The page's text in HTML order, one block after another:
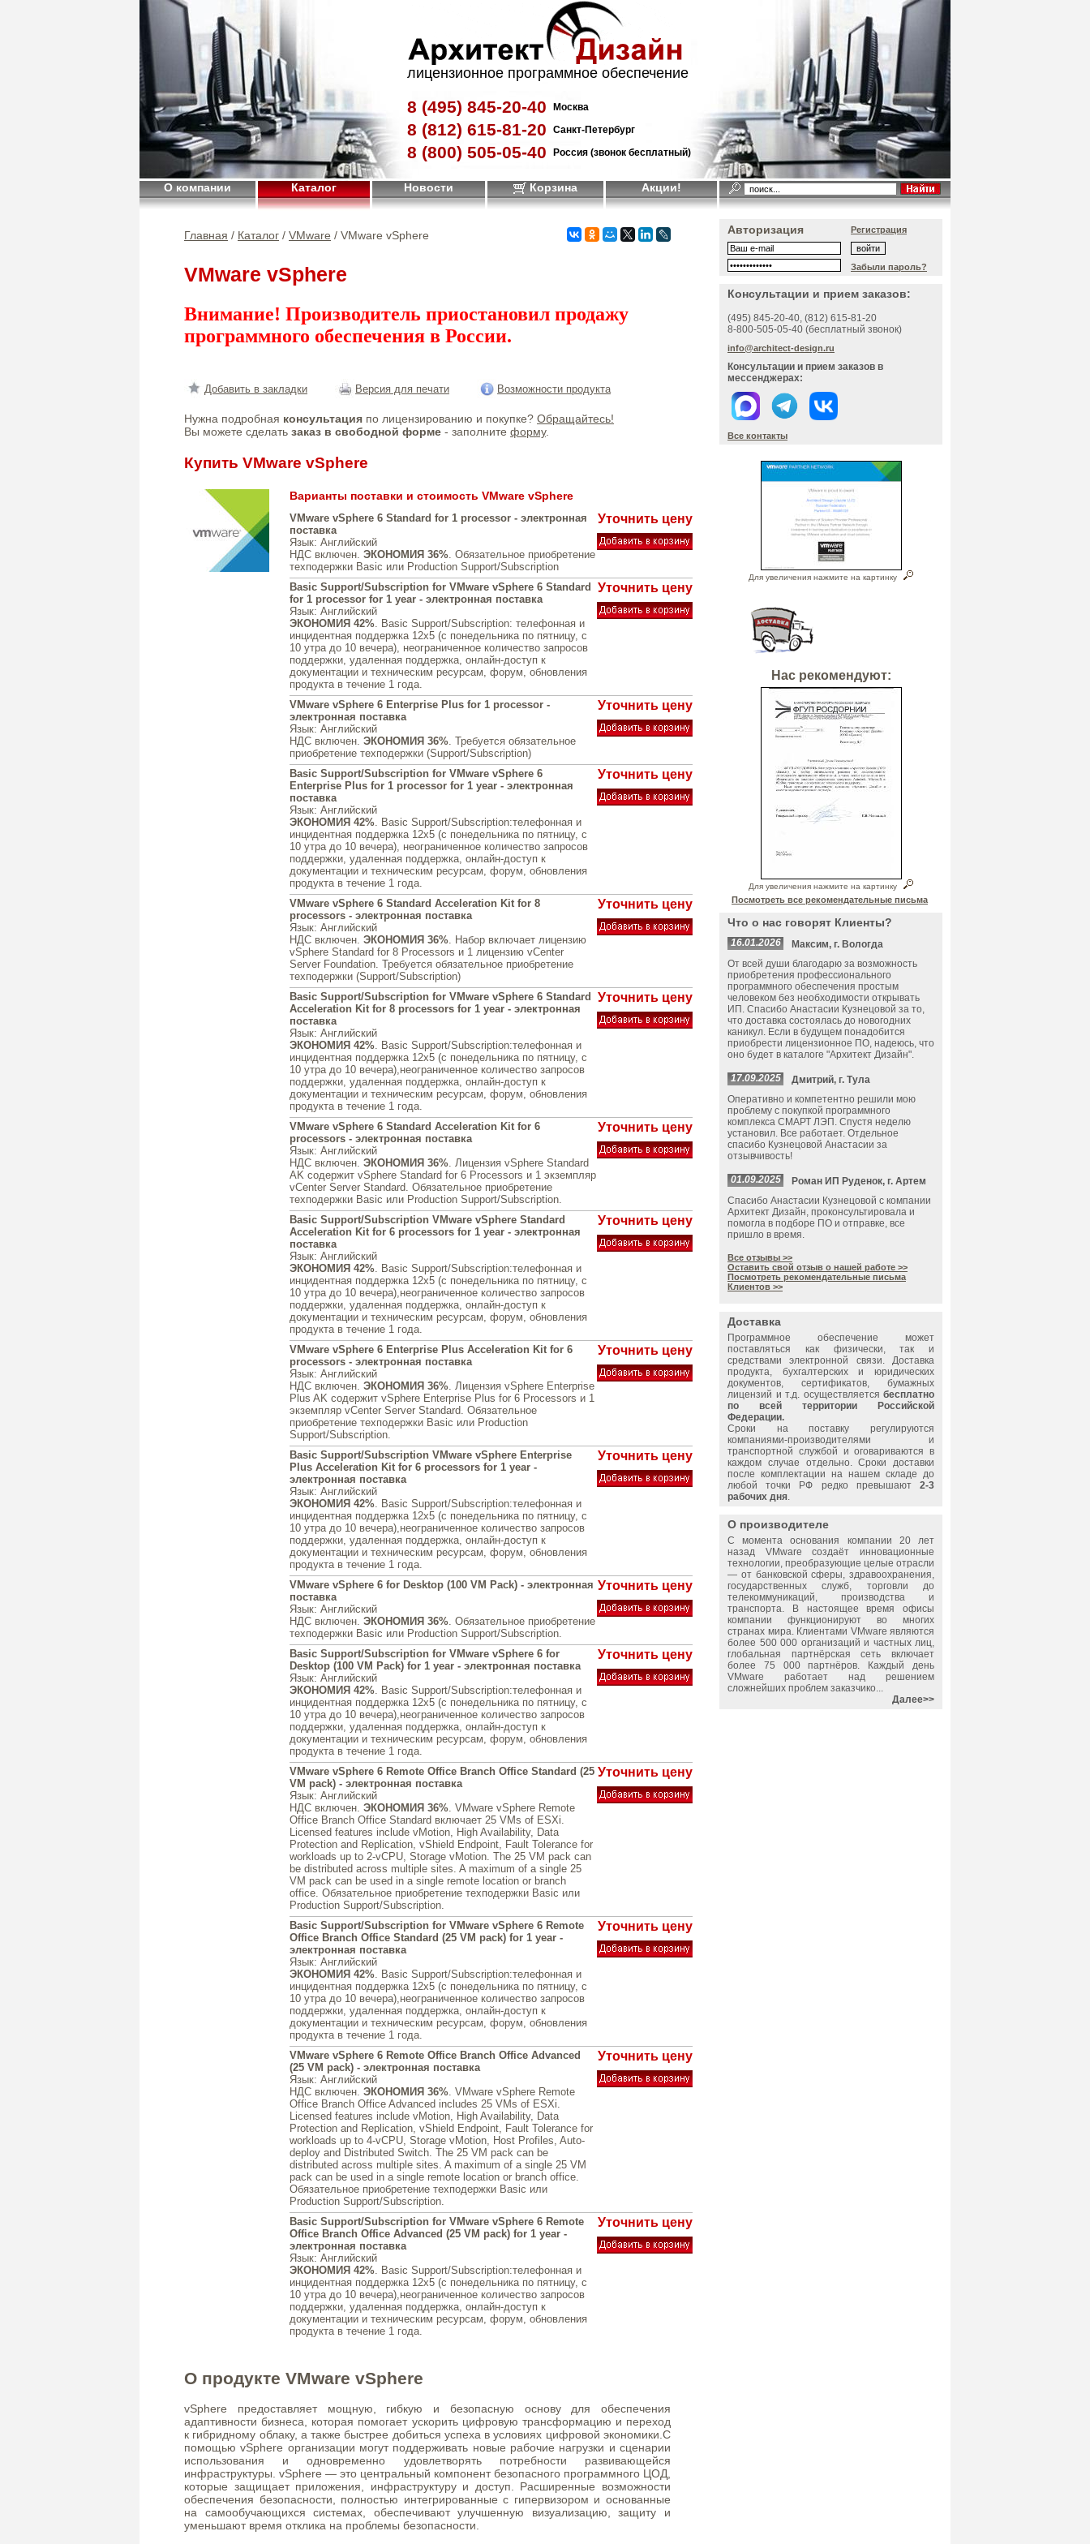
лицензионное программное обеспечение
8 (495) 845-20-40 Москва
8 (812) 615-81-20 Санкт-Петербург
8 (800) 505-05-40 Россия (звонок бесплатный)
О компании Каталог Новости Корзина Акции!
Главная / Каталог / VMware / VMware vSphere
VMware vSphere
Внимание! Производитель приостановил продажу
программного обеспечения в России.
Добавить в закладки Версия для печати Возможности продукта
Нужна подробная консультация по лицензированию и покупке? Обращайтесь!
Вы можете сделать заказ в свободной форме - заполните форму.
Купить VMware vSphere
Варианты поставки и стоимость VMware vSphere
VMware vSphere 6 Standard for 1 processor - электронная
поставка
Язык: Английский
НДС включен. ЭКОНОМИЯ 36%. Обязательное приобретение
техподержки Basic или Production Support/Subscription
Уточнить цену
Basic Support/Subscription for VMware vSphere 6 Standard
for 1 processor for 1 year - электронная поставка
Язык: Английский
ЭКОНОМИЯ 42%. Basic Support/Subscription: телефонная и
инцидентная поддержка 12x5 (с понедельника по пятницу, с
10 утра до 10 вечера), неограниченное количество запросов
поддержки, удаленная поддержка, онлайн-доступ к
документации и техническим ресурсам, форум, обновления
продукта в течение 1 года.
Уточнить цену
VMware vSphere 6 Enterprise Plus for 1 processor -
электронная поставка
Язык: Английский
НДС включен. ЭКОНОМИЯ 36%. Требуется обязательное
приобретение техподержки (Support/Subscription)
Уточнить цену
Basic Support/Subscription for VMware vSphere 6
Enterprise Plus for 1 processor for 1 year - электронная
поставка
Язык: Английский
ЭКОНОМИЯ 42%. Basic Support/Subscription:телефонная и
инцидентная поддержка 12x5 (с понедельника по пятницу, с
10 утра до 10 вечера), неограниченное количество запросов
поддержки, удаленная поддержка, онлайн-доступ к
документации и техническим ресурсам, форум, обновления
продукта в течение 1 года.
Уточнить цену
VMware vSphere 6 Standard Acceleration Kit for 8
processors - электронная поставка
Язык: Английский
НДС включен. ЭКОНОМИЯ 36%. Набор включает лицензию
vSphere Standard for 8 Processors и 1 лицензию vCenter
Server Foundation. Требуется обязательное приобретение
техподержки (Support/Subscription)
Уточнить цену
Basic Support/Subscription for VMware vSphere 6 Standard
Acceleration Kit for 8 processors for 1 year - электронная
поставка
Язык: Английский
ЭКОНОМИЯ 42%. Basic Support/Subscription:телефонная и
инцидентная поддержка 12x5 (с понедельника по пятницу, с
10 утра до 10 вечера),неограниченное количество запросов
поддержки, удаленная поддержка, онлайн-доступ к
документации и техническим ресурсам, форум, обновления
продукта в течение 1 года.
Уточнить цену
VMware vSphere 6 Standard Acceleration Kit for 6
processors - электронная поставка
Язык: Английский
НДС включен. ЭКОНОМИЯ 36%. Лицензия vSphere Standard
AK содержит vSphere Standard for 6 Processors и 1 экземпляр
vCenter Server Standard. Обязательное приобретение
техподержки Basic или Production Support/Subscription.
Уточнить цену
Basic Support/Subscription VMware vSphere Standard
Acceleration Kit for 6 processors for 1 year - электронная
поставка
Язык: Английский
ЭКОНОМИЯ 42%. Basic Support/Subscription:телефонная и
инцидентная поддержка 12x5 (с понедельника по пятницу, с
10 утра до 10 вечера),неограниченное количество запросов
поддержки, удаленная поддержка, онлайн-доступ к
документации и техническим ресурсам, форум, обновления
продукта в течение 1 года.
Уточнить цену
VMware vSphere 6 Enterprise Plus Acceleration Kit for 6
processors - электронная поставка
Язык: Английский
НДС включен. ЭКОНОМИЯ 36%. Лицензия vSphere Enterprise
Plus AK содержит vSphere Enterprise Plus for 6 Processors и 1
экземпляр vCenter Server Standard. Обязательное
приобретение техподержки Basic или Production
Support/Subscription.
Уточнить цену
Basic Support/Subscription VMware vSphere Enterprise
Plus Acceleration Kit for 6 processors for 1 year -
электронная поставка
Язык: Английский
ЭКОНОМИЯ 42%. Basic Support/Subscription:телефонная и
инцидентная поддержка 12x5 (с понедельника по пятницу, с
10 утра до 10 вечера),неограниченное количество запросов
поддержки, удаленная поддержка, онлайн-доступ к
документации и техническим ресурсам, форум, обновления
продукта в течение 1 года.
Уточнить цену
VMware vSphere 6 for Desktop (100 VM Pack) - электронная
поставка
Язык: Английский
НДС включен. ЭКОНОМИЯ 36%. Обязательное приобретение
техподержки Basic или Production Support/Subscription.
Уточнить цену
Basic Support/Subscription for VMware vSphere 6 for
Desktop (100 VM Pack) for 1 year - электронная поставка
Язык: Английский
ЭКОНОМИЯ 42%. Basic Support/Subscription:телефонная и
инцидентная поддержка 12x5 (с понедельника по пятницу, с
10 утра до 10 вечера),неограниченное количество запросов
поддержки, удаленная поддержка, онлайн-доступ к
документации и техническим ресурсам, форум, обновления
продукта в течение 1 года.
Уточнить цену
VMware vSphere 6 Remote Office Branch Office Standard (25
VM pack) - электронная поставка
Язык: Английский
НДС включен. ЭКОНОМИЯ 36%. VMware vSphere Remote
Office Branch Office Standard включает 25 VMs of ESXi.
Licensed features include vMotion, High Availability, Data
Protection and Replication, vShield Endpoint, Fault Tolerance for
workloads up to 2-vCPU, Storage vMotion. The 25 VM pack can
be distributed across multiple sites. A maximum of a single 25
VM pack can be used in a single remote location or branch
office. Обязательное приобретение техподержки Basic или
Production Support/Subscription.
Уточнить цену
Basic Support/Subscription for VMware vSphere 6 Remote
Office Branch Office Standard (25 VM pack) for 1 year -
электронная поставка
Язык: Английский
ЭКОНОМИЯ 42%. Basic Support/Subscription:телефонная и
инцидентная поддержка 12x5 (с понедельника по пятницу, с
10 утра до 10 вечера),неограниченное количество запросов
поддержки, удаленная поддержка, онлайн-доступ к
документации и техническим ресурсам, форум, обновления
продукта в течение 1 года.
Уточнить цену
VMware vSphere 6 Remote Office Branch Office Advanced
(25 VM pack) - электронная поставка
Язык: Английский
НДС включен. ЭКОНОМИЯ 36%. VMware vSphere Remote
Office Branch Office Advanced includes 25 VMs of ESXi.
Licensed features include vMotion, High Availability, Data
Protection and Replication, vShield Endpoint, Fault Tolerance for
workloads up to 4-vCPU, Storage vMotion, Host Profiles, Auto-
deploy and Distributed Switch. The 25 VM pack can be
distributed across multiple sites. A maximum of a single 25 VM
pack can be used in a single remote location or branch office.
Обязательное приобретение техподержки Basic или
Production Support/Subscription.
Уточнить цену
Basic Support/Subscription for VMware vSphere 6 Remote
Office Branch Office Advanced (25 VM pack) for 1 year -
электронная поставка
Язык: Английский
ЭКОНОМИЯ 42%. Basic Support/Subscription:телефонная и
инцидентная поддержка 12x5 (с понедельника по пятницу, с
10 утра до 10 вечера),неограниченное количество запросов
поддержки, удаленная поддержка, онлайн-доступ к
документации и техническим ресурсам, форум, обновления
продукта в течение 1 года.
Уточнить цену
О продукте VMware vSphere
vSphere предоставляет мощную, гибкую и безопасную основу для обеспечения
адаптивности бизнеса, которая помогает ускорить цифровую трансформацию и переход
к гибридному облаку, а также быстрее добиться успеха в условиях цифровой экономики.С
помощью vSphere организации могут поддерживать новые рабочие нагрузки и сценарии
использования и одновременно удовлетворять потребности развивающейся
инфраструктуры. vSphere — это центральный компонент безопасного программного ЦОД,
которые защищает приложения, инфраструктуру и доступ. Расширенные возможности
обеспечения безопасности, полностью интегрированные с гипервизором и основанные
на самообучающихся системах, обеспечивают улучшенную визуализацию, защиту и
уменьшают время отклика на проблемы безопасности.
Авторизация Регистрация
Забыли пароль?
Консультации и прием заказов:
(495) 845-20-40, (812) 615-81-20
8-800-505-05-40 (бесплатный звонок)
info@architect-design.ru
Консультации и прием заказов в
мессенджерах:
Все контакты
Для увеличения нажмите на картинку
Нас рекомендуют:
Для увеличения нажмите на картинку
Посмотреть все рекомендательные письма
Что о нас говорят Клиенты?
16.01.2026
Максим, г. Вологда
От всей души благодарю за возможность
приобретения профессионального
программного обеспечения простым
человеком без необходимости открывать
ИП. Спасибо Анастасии Кузнецовой за то,
что доставка состоялась до новогодних
каникул. Если в будущем понадобится
приобрести лицензионное ПО, надеюсь, что
оно будет в каталоге "Архитект Дизайн".
17.09.2025
Дмитрий, г. Тула
Оперативно и компетентно решили мою
проблему с покупкой программного
комплекса СМАРТ ЛЭП. Спустя неделю
установил. Все работает. Отдельное
спасибо Кузнецовой Анастасии за
отзывчивость!
01.09.2025
Роман ИП Руденок, г. Артем
Спасибо Анастасии Кузнецовой с компании
Архитект Дизайн, проконсультировала и
помогла в подборе ПО и отправке, все
пришло в время.
Все отзывы >>
Оставить свой отзыв о нашей работе >>
Посмотреть рекомендательные письма
Клиентов >>
Доставка
Программное обеспечение может
поставляться как физически, так и
средствами электронной связи. Доставка
продукта, бухгалтерских и юридических
документов, сертификатов, бумажных
лицензий и т.д. осуществляется бесплатно
по всей территории Российской
Федерации.
Сроки на поставку регулируются
компаниями-производителями и
транспортной службой и оговариваются в
каждом случае отдельно. Сроки доставки
после комплектации на нашем складе до
любой точки РФ редко превышают 2-3
рабочих дня.
О производителе
С момента основания компании 20 лет
назад VMware создаёт инновационные
технологии, преобразующие целые отрасли
— от банковской сферы, здравоохранения,
государственных служб, торговли до
телекоммуникаций, производства и
транспорта. В настоящее время офисы
компании функционируют во многих
странах мира. Клиентами VMware являются
более 500 000 организаций и частных лиц,
глобальная партнёрская сеть включает
более 75 000 партнёров. Каждый день
VMware работает над решением
сложнейших проблем заказчико...
Далее>>